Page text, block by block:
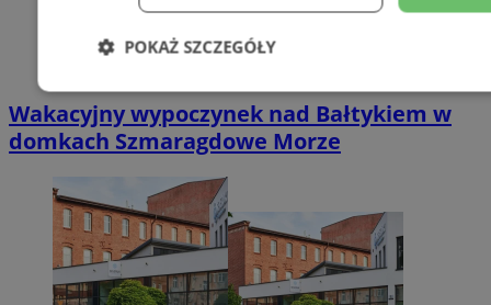
Wakacyjny wypoczynek nad Bałtykiem w
domkach Szmaragdowe Morze
POKAŻ SZCZEGÓŁY
Niezbędne Wydajność